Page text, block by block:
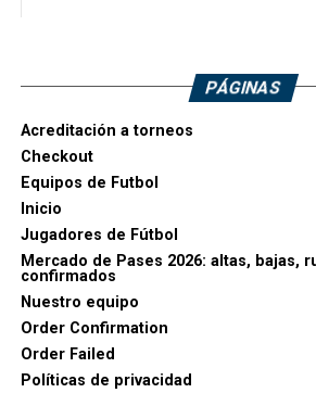
PÁGINAS
Acreditación a torneos
Checkout
Equipos de Futbol
Inicio
Jugadores de Fútbol
Mercado de Pases 2026: altas, bajas,
confirmados
Nuestro equipo
Order Confirmation
Order Failed
Políticas de privacidad